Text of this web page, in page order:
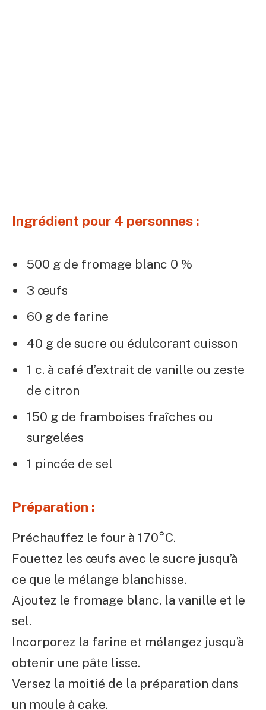
Ingrédient pour 4 personnes :
500 g de fromage blanc 0 %
3 œufs
60 g de farine
40 g de sucre ou édulcorant cuisson
1 c. à café d’extrait de vanille ou zeste
de citron
150 g de framboises fraîches ou
surgelées
1 pincée de sel
Préparation :
Préchauffez le four à 170°C.
Fouettez les œufs avec le sucre jusqu’à
ce que le mélange blanchisse.
Ajoutez le fromage blanc, la vanille et le
sel.
Incorporez la farine et mélangez jusqu’à
obtenir une pâte lisse.
Versez la moitié de la préparation dans
un moule à cake.